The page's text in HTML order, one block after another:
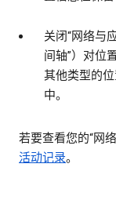
关闭“网络与
间轴”）对位
其他类型的
中。
若要查看您的“网
活动记录。